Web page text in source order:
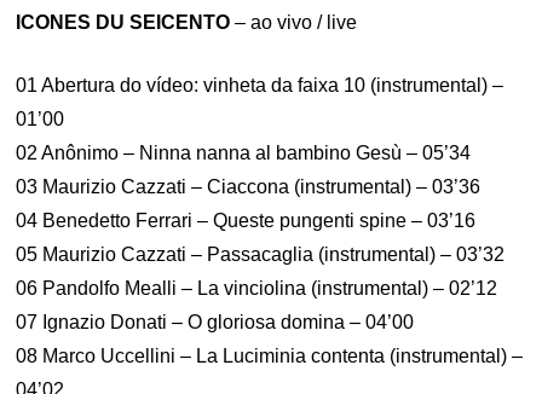
ICONES DU SEICENTO – ao vivo / live
01 Abertura do vídeo: vinheta da faixa 10 (instrumental) –
01’00
02 Anônimo – Ninna nanna al bambino Gesù – 05’34
03 Maurizio Cazzati – Ciaccona (instrumental) – 03’36
04 Benedetto Ferrari – Queste pungenti spine – 03’16
05 Maurizio Cazzati – Passacaglia (instrumental) – 03’32
06 Pandolfo Mealli – La vinciolina (instrumental) – 02’12
07 Ignazio Donati – O gloriosa domina – 04’00
08 Marco Uccellini – La Luciminia contenta (instrumental) –
04’02